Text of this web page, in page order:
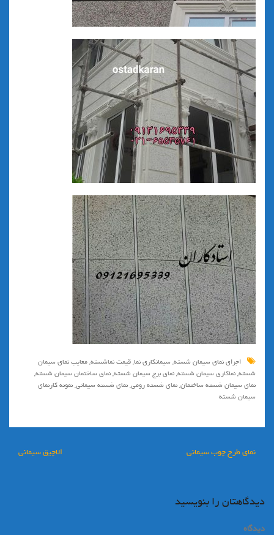
اجرای نمای سیمان شسته, سیمانکاری نما,قیمت نماشسته,معایب نمای سیمان
شسته,نماکاری سیمان شسته,نمای برج سیمان شسته,نمای ساختمان سیمان شسته,
نمای سیمان شسته ساختمان,نمای شسته رومی,نمای شسته سیمانی,نمونه کارنمای
سیمان شسته
راهبری الاچیق سیمانی نمای طرح چوب سیمانی
دیدگاهتان را بنویسید
دیدگاه